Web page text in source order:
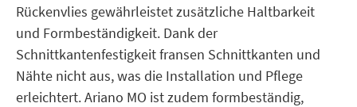
Rückenvlies gewährleistet zusätzliche Haltbarkeit
und Formbeständigkeit. Dank der
Schnittkantenfestigkeit fransen Schnittkanten und
Nähte nicht aus, was die Installation und Pflege
erleichtert. Ariano MO ist zudem formbeständig,